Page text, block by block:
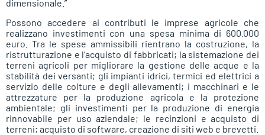
dimensionale.”
Possono accedere ai contributi le imprese agricole che
realizzano investimenti con una spesa minima di 600.000
euro. Tra le spese ammissibili rientrano la costruzione, la
ristrutturazione e l’acquisto di fabbricati; la sistemazione dei
terreni agricoli per migliorare la gestione delle acque e la
stabilità dei versanti; gli impianti idrici, termici ed elettrici a
servizio delle colture e degli allevamenti; i macchinari e le
attrezzature per la produzione agricola e la protezione
ambientale; gli investimenti per la produzione di energia
rinnovabile per uso aziendale; le recinzioni e acquisto di
terreni; acquisto di software, creazione di siti web e brevetti.